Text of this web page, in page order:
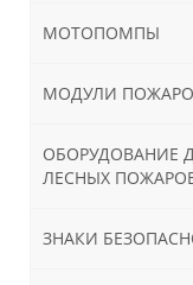
МОТОПОМПЫ
МОДУЛИ
ОБОРУДОВАНИЕ
ЛЕСНЫХ
ЗНАКИ